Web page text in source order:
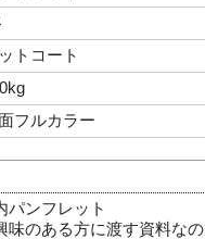
トコート
フルカラー
パンフレット
味のある方に渡す資料なの